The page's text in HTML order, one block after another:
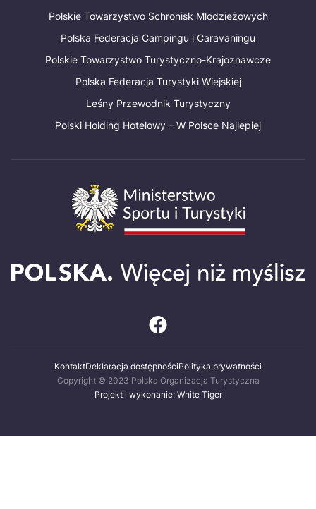
Polskie Towarzystwo Schronisk Młodzieżowych
Polska Federacja Campingu i Caravaningu
Polskie Towarzystwo Turystyczno-Krajoznawcze
Polska Federacja Turystyki Wiejskiej
Leśny Przewodnik Turystyczny
Polski Holding Hotelowy – W Polsce Najlepiej
KontaktDeklaracja dostępnościPolityka prywatności
Copyright © 2023 Polska Organizacja Turystyczna
Projekt i wykonanie: White Tiger